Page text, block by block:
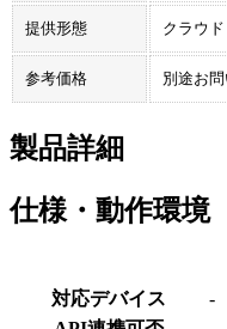
提供形態 クラウド
参考価格 別途お
製品詳細
仕様・動作環境
対応デバイス
-